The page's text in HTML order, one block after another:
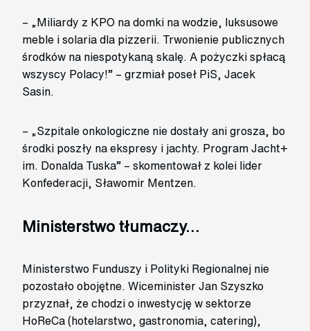
– „Miliardy z KPO na domki na wodzie, luksusowe
meble i solaria dla pizzerii. Trwonienie publicznych
środków na niespotykaną skalę. A pożyczki spłacą
wszyscy Polacy!” – grzmiał poseł PiS, Jacek
Sasin.
– „Szpitale onkologiczne nie dostały ani grosza, bo
środki poszły na ekspresy i jachty. Program Jacht+
im. Donalda Tuska” – skomentował z kolei lider
Konfederacji, Sławomir Mentzen.
Ministerstwo tłumaczy…
Ministerstwo Funduszy i Polityki Regionalnej nie
pozostało obojętne. Wiceminister Jan Szyszko
przyznał, że chodzi o inwestycję w sektorze
HoReCa (hotelarstwo, gastronomia, catering),